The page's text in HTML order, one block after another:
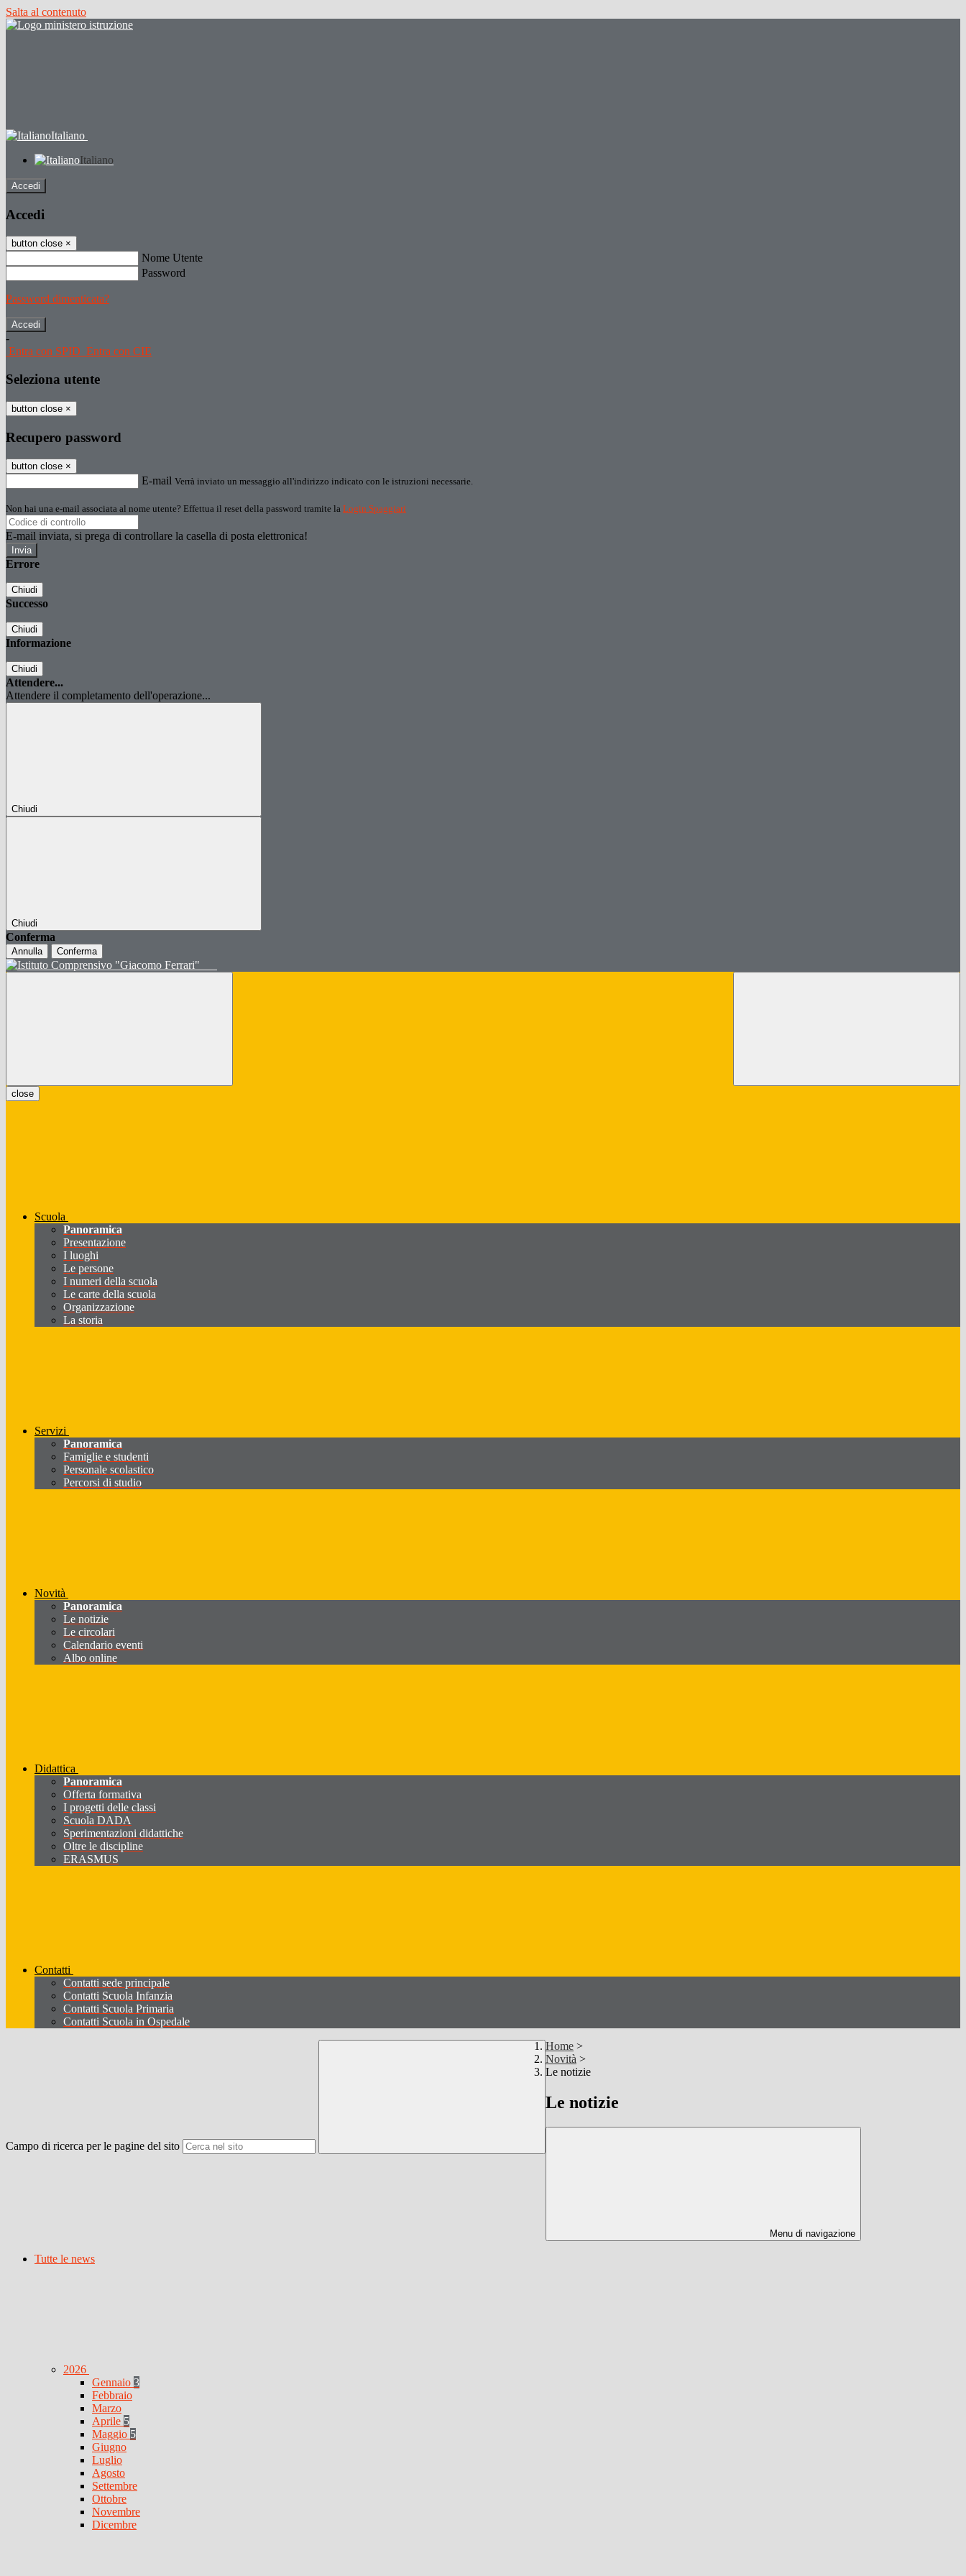
Salta al contenuto
Italiano
Italiano
Accedi
Accedi
button close ×
Nome Utente
Password
Password dimenticata?
-
Entra con SPID Entra con CIE
Seleziona utente
button close ×
Recupero password
button close ×
E-mail Verrà inviato un messaggio all'indirizzo indicato con le istruzioni necessarie.
Non hai una e-mail associata al nome utente? Effettua il reset della password tramite la Login Spaggiari
E-mail inviata, si prega di controllare la casella di posta elettronica!
Errore
Chiudi
Successo
Chiudi
Informazione
Chiudi
Attendere...
Attendere il completamento dell'operazione...
Chiudi
Chiudi
Conferma
Annulla Conferma
close
Scuola
Panoramica
Presentazione
I luoghi
Le persone
I numeri della scuola
Le carte della scuola
Organizzazione
La storia
Servizi
Panoramica
Famiglie e studenti
Personale scolastico
Percorsi di studio
Novità
Panoramica
Le notizie
Le circolari
Calendario eventi
Albo online
Didattica
Panoramica
Offerta formativa
I progetti delle classi
Scuola DADA
Sperimentazioni didattiche
Oltre le discipline
ERASMUS
Contatti
Contatti sede principale
Contatti Scuola Infanzia
Contatti Scuola Primaria
Contatti Scuola in Ospedale
Campo di ricerca per le pagine del sito
Home >
Novità >
Le notizie
Le notizie
Menu di navigazione
Tutte le news
2026
Gennaio 3
Febbraio
Marzo
Aprile 5
Maggio 5
Giugno
Luglio
Agosto
Settembre
Ottobre
Novembre
Dicembre